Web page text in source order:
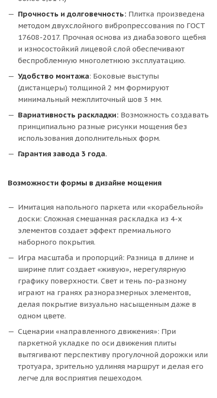
Прочность и долговечность: Плитка произведена
методом двухслойного вибропрессования по ГОСТ
17608-2017. Прочная основа из диабазового щебня
и износостойкий лицевой слой обеспечивают
беспроблемную многолетнюю эксплуатацию.
Удобство монтажа: Боковые выступы
(дистанцеры) толщиной 2 мм формируют
минимальный межплиточный шов 3 мм.
Вариативность раскладки: Возможность создавать
принципиально разные рисунки мощения без
использования дополнительных форм.
Гарантия завода 3 года.
Возможности формы в дизайне мощения
Имитация напольного паркета или «корабельной»
доски: Сложная смешанная раскладка из 4-х
элементов создает эффект премиального
наборного покрытия.
Игра масштаба и пропорций: Разница в длине и
ширине плит создает «живую», нерегулярную
графику поверхности. Свет и тень по-разному
играют на гранях разноразмерных элементов,
делая покрытие визуально насыщенным даже в
одном цвете.
Сценарии «направленного движения»: При
паркетной укладке по оси движения плиты
вытягивают перспективу прогулочной дорожки или
тротуара, зрительно удлиняя маршрут и делая его
легче для восприятия пешеходом.